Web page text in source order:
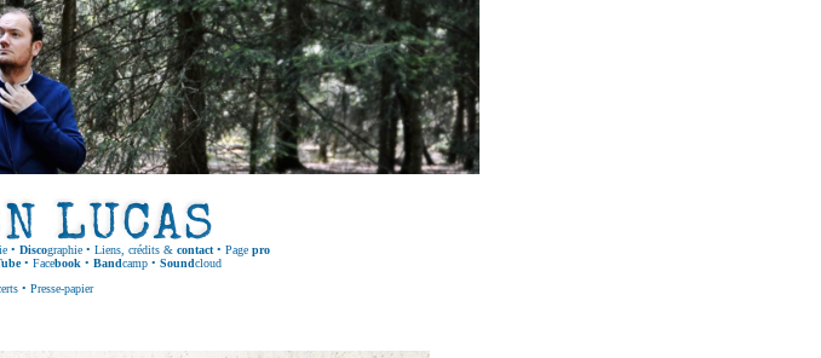
• Discographie • Liens, crédits & contact • Page pro
• Facebook • Bandcamp• Soundcloud
• Presse-papier